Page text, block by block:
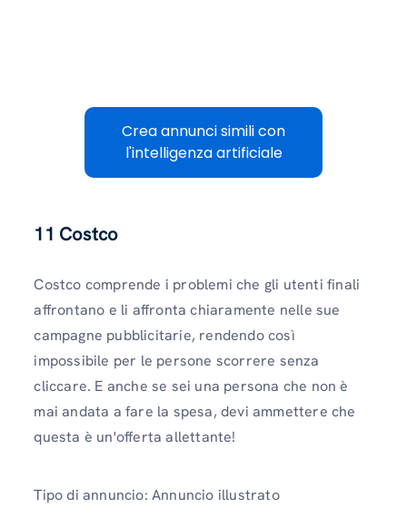
Crea annunci simili con
l'intelligenza artificiale
11 Costco
Costco comprende i problemi che gli utenti finali
affrontano e li affronta chiaramente nelle sue
campagne pubblicitarie, rendendo così
impossibile per le persone scorrere senza
cliccare. E anche se sei una persona che non è
mai andata a fare la spesa, devi ammettere che
questa è un'offerta allettante!
Tipo di annuncio: Annuncio illustrato